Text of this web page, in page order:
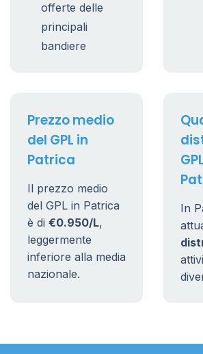
offerte delle
principali
bandiere
Prezzo medio
del GPL in
Patrica
Il prezzo medio
del GPL in Patrica
è di €0.950/L,
leggermente
inferiore alla media
nazionale.
In